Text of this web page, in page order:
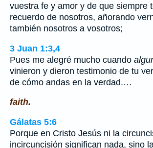
vuestra fe y amor y de que siempre
recuerdo de nosotros, añorando
también nosotros a vosotros;
3 Juan 1:3,4
Pues me alegré mucho cuando
vinieron y dieron testimonio de tu
de cómo andas en la verdad.…
faith.
Gálatas 5:6
Porque en Cristo Jesús ni la
incircuncisión significan nada, sino